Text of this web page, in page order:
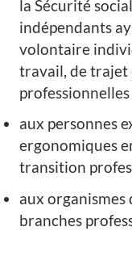
la Sécurité
indépendants
volontaire
travail, de trajet
professionnelles
aux personnes
ergonomiques
transition
aux organismes
branches